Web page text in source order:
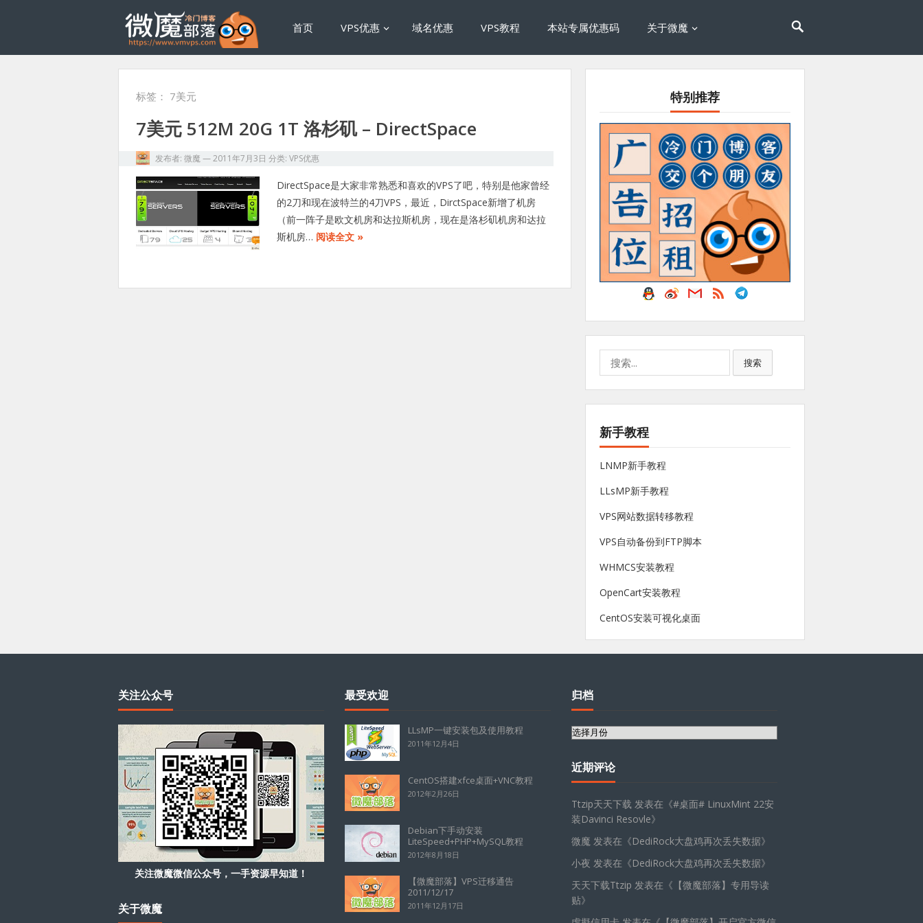
首页 VPS优惠 域名优惠 VPS教程 本站专属优惠码 关于微魔
标签： 7美元
7美元 512M 20G 1T 洛杉矶 – DirectSpace
发布者: 微魔 —2011年7月3日 分类: VPS优惠
DirectSpace是大家非常熟悉和喜欢的VPS了吧，特别是他家曾经
的2刀和现在波特兰的4刀VPS，最近，DirctSpace新增了机房
（前一阵子是欧文机房和达拉斯机房，现在是洛杉矶机房和达拉
斯机房… 阅读全文 »
特别推荐
搜索
新手教程
LNMP新手教程
LLsMP新手教程
VPS网站数据转移教程
VPS自动备份到FTP脚本
WHMCS安装教程
OpenCart安装教程
CentOS安装可视化桌面
关注公众号
关注微魔微信公众号，一手资源早知道！
关于微魔
最受欢迎
LLsMP一键安装包及使用教程
2011年12月4日
CentOS搭建xfce桌面+VNC教程
2012年2月26日
Debian下手动安装
LiteSpeed+PHP+MySQL教程
2012年8月18日
【微魔部落】VPS迁移通告
2011/12/17
2011年12月17日
归档
归
近期评论
Ttzip天天下载 发表在《#桌面# LinuxMint 22安
装Davinci Resovle》
微魔 发表在《DediRock大盘鸡再次丢失数据》
小夜 发表在《DediRock大盘鸡再次丢失数据》
天天下载Ttzip 发表在《 【微魔部落】专用导读
贴》